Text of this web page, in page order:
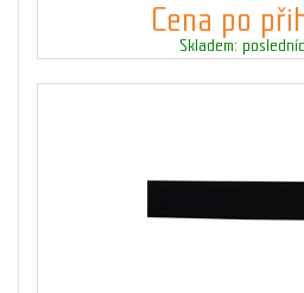
Cena po
Skladem: